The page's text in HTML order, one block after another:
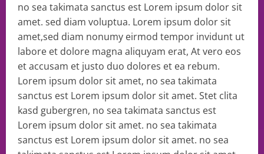
no sea takimata sanctus est Lorem ipsum dolor sit
amet. sed diam voluptua. Lorem ipsum dolor sit
amet,sed diam nonumy eirmod tempor invidunt ut
labore et dolore magna aliquyam erat, At vero eos
et accusam et justo duo dolores et ea rebum.
Lorem ipsum dolor sit amet, no sea takimata
sanctus est Lorem ipsum dolor sit amet. Stet clita
kasd gubergren, no sea takimata sanctus est
Lorem ipsum dolor sit amet. no sea takimata
sanctus est Lorem ipsum dolor sit amet. no sea